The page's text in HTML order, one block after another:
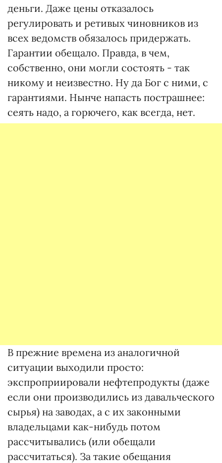
деньги. Даже цены отказалось
регулировать и ретивых чиновников из
всех ведомств обязалось придержать.
Гарантии обещало. Правда, в чем,
собственно, они могли состоять - так
никому и неизвестно. Ну да Бог с ними, с
гарантиями. Нынче напасть пострашнее:
сеять надо, а горючего, как всегда, нет.
В прежние времена из аналогичной
ситуации выходили просто:
экспроприировали нефтепродукты (даже
если они производились из давальческого
сырья) на заводах, а с их законными
владельцами как-нибудь потом
рассчитывались (или обещали
рассчитаться). За такие обещания